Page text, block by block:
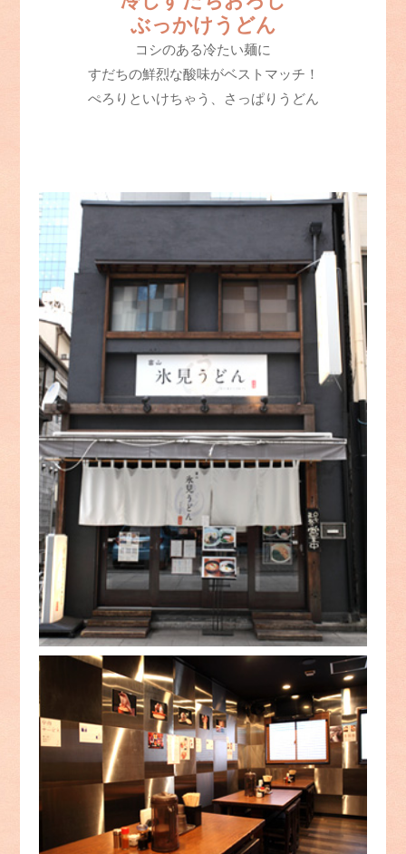
ぶっかけうどん
コシのある冷たい麺に
すだちの鮮烈な酸味がベストマッチ！
ぺろりといけちゃう、さっぱりうどん